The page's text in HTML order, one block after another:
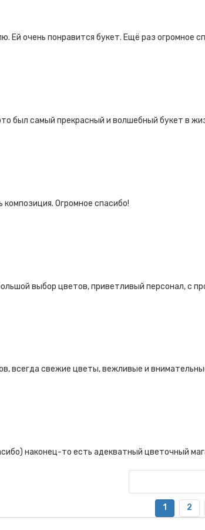
Ей очень понравится букет. Ещё раз огромное
был самый прекрасный и волшебный букет в
Огромное спасибо!
выбор цветов, приветливый персонал, с
всегда свежие цветы, вежливые и
наконец-то есть адекватный цветочный
1 2